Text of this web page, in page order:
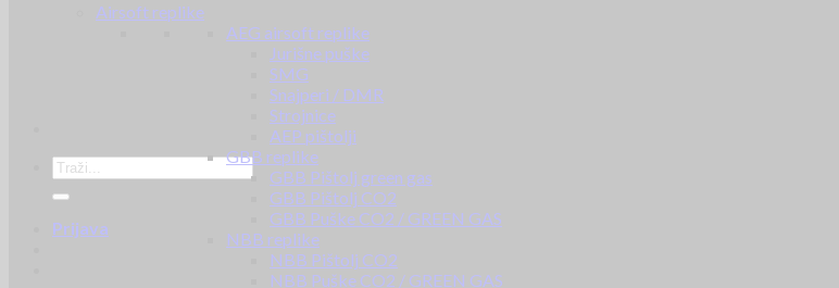
Prijava
Airsoft replike
AEG airsoft replike
Jurišne puške
SMG
Snajperi / DMR
Strojnice
AEP pištolji
GBB replike
GBB Pištolj green gas
GBB Pištolj CO2
GBB Puške CO2 / GREEN GAS
NBB replike
NBB Pištolj CO2
NBB Puške CO2 / GREEN GAS